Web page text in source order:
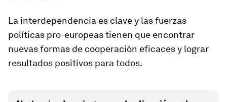
La interdependencia es clave y las fuerzas
políticas pro-europeas tienen que encontrar
nuevas formas de cooperación eficaces y lograr
resultados positivos para todos.